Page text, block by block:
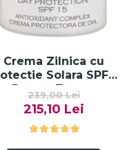
Crema Zilnica cu
Solara SPF15
Pentru Ten cu
Pigmentare
50 ml - White Day
Protection Spf 15 -
239,00 Lei
215,10 Lei